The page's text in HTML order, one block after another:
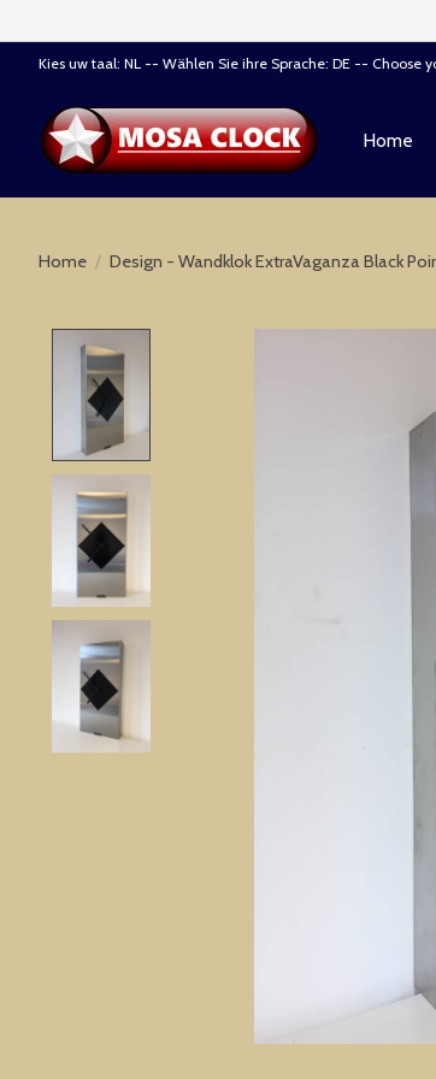
Kies uw taal: NL -- Wählen Sie ihre Sprache: DE -- Choose
Home
Home / Design - Wandklok ExtraVaganza Black